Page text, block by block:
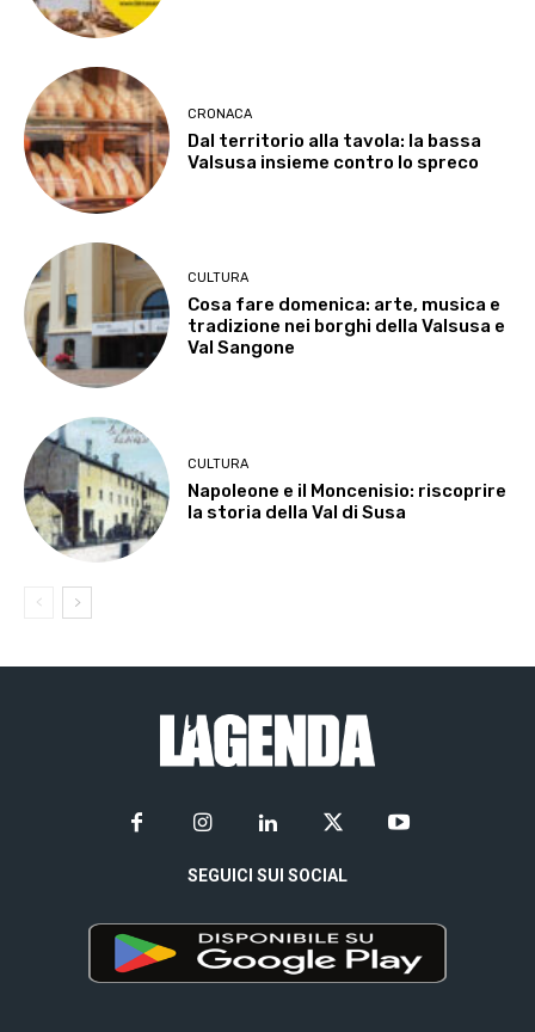
CRONACA
Dal territorio alla tavola: la bassa
Valsusa insieme contro lo spreco
CULTURA
Cosa fare domenica: arte, musica e
tradizione nei borghi della Valsusa e
Val Sangone
CULTURA
Napoleone e il Moncenisio: riscoprire
la storia della Val di Susa
SEGUICI SUI SOCIAL